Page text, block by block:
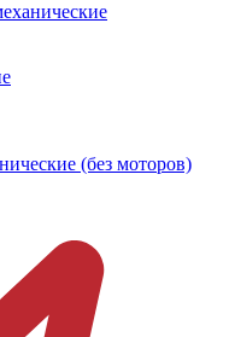
(без моторов)